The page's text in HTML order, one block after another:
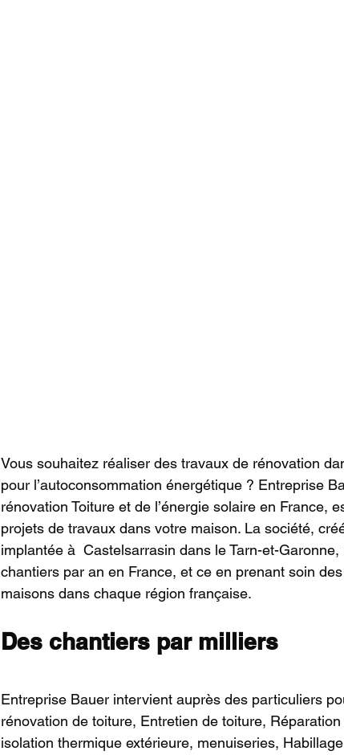
Vous souhaitez réaliser des travaux de rénovation
pour l’autoconsommation énergétique ? Entreprise
rénovation Toiture et de l’énergie solaire en France,
projets de travaux dans votre maison. La société,
implantée à  Castelsarrasin dans le Tarn-et-Garonne,
chantiers par an en France, et ce en prenant soin
maisons dans chaque région française.
Des chantiers par milliers
Entreprise Bauer intervient auprès des particuliers
rénovation de toiture, Entretien de toiture,
isolation thermique extérieure, menuiseries,